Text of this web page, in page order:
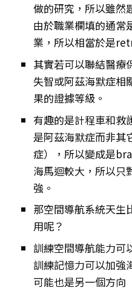
做的研究，所以雖然
由於職業欄填的通常
業，所以相當於是
其實若可以聯結醫療
失智或阿茲海默症相
果的證據等級。
有趣的是計程車和救
是阿茲海默症而非其
症），所以變成是
海馬迴較大，所以只
強。
那空間導航系統天生
用呢？
訓練空間導航能力可
訓練記憶力可以加強
可能也是另一個方向